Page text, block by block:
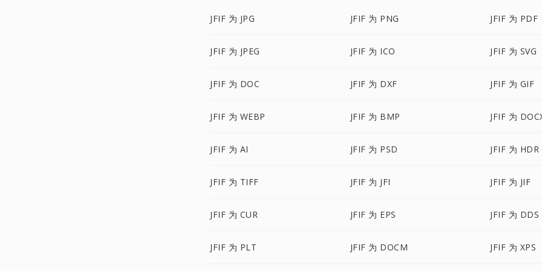
JFIF 为 JPG JFIF 为 PNG JFIF 为 PDF
JFIF 为 JPEG JFIF 为 ICO JFIF 为 SVG
JFIF 为 DOC JFIF 为 DXF JFIF 为 GIF
JFIF 为 WEBP JFIF 为 BMP JFIF 为
JFIF 为 AI JFIF 为 PSD JFIF 为 HDR
JFIF 为 TIFF JFIF 为 JFI JFIF 为 JIF
JFIF 为 CUR JFIF 为 EPS JFIF 为 DDS
JFIF 为 PLT JFIF 为 DOCM JFIF 为 XPS